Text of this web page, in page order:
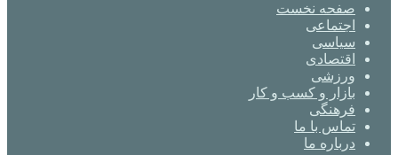
صفحه نخست
اجتماعی
سیاسی
اقتصادی
ورزشی
بازار و کسب و کار
فرهنگی
تماس با ما
درباره ما